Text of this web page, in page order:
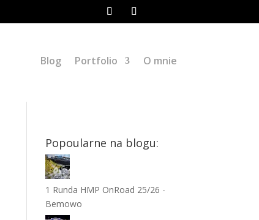
Blog Portfolio O mnie
Popoularne na blogu:
1 Runda HMP OnRoad 25/26 -
Bemowo